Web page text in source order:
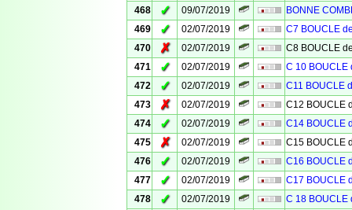
468
✓ 09/07/2019
BONNE
469
✓ 02/07/2019
C7 BOUCLE
470
✗ 02/07/2019
C8 BOUCLE
471
✓ 02/07/2019
C 10 BOUCLE
472
✓ 02/07/2019
C11 BOUCLE
473
✗ 02/07/2019
C12 BOUCLE
474
✓ 02/07/2019
C14 BOUCLE
475
✗ 02/07/2019
C15 BOUCLE
476
✓ 02/07/2019
C16 BOUCLE
477
✓ 02/07/2019
C17 BOUCLE
478
✓ 02/07/2019
C 18 BOUCLE